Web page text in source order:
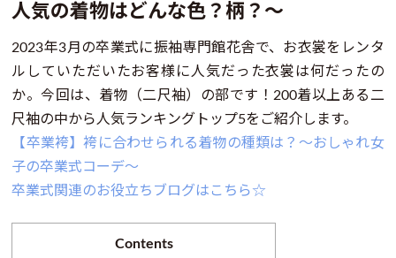
人気の着物はどんな色？柄？～
2023年3月の卒業式に振袖専門館花舎で、お衣裳をレンタ
ルしていただいたお客様に人気だった衣裳は何だったの
か。今回は、着物（二尺袖）の部です！200着以上ある二
尺袖の中から人気ランキングトップ5をご紹介します。
【卒業袴】袴に合わせられる着物の種類は？～おしゃれ女
子の卒業式コーデ～
卒業式関連のお役立ちブログはこちら☆
Contents